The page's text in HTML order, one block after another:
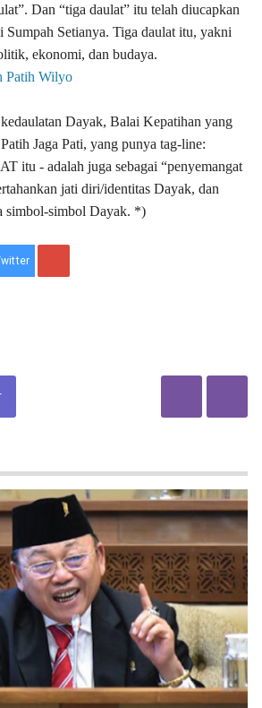
Dan “tiga daulat” itu telah diucapkan
Sumpah Setianya. Tiga daulat itu, yakni
ekonomi, dan budaya.
Patih Wilyo
Dayak, Balai Kepatihan yang
Jaga Pati, yang punya tag-line:
itu - adalah juga sebagai “penyemangat
jati diri/identitas Dayak, dan
simbol-simbol Dayak. *)